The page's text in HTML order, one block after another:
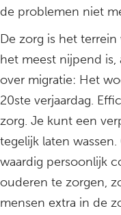
de problemen niet
De zorg is het
het meest nijpend
over migratie: Het
20ste verjaardag.
zorg. Je kunt een
tegelijk laten
waardig persoonlijk
ouderen te zorgen,
mensen extra in de